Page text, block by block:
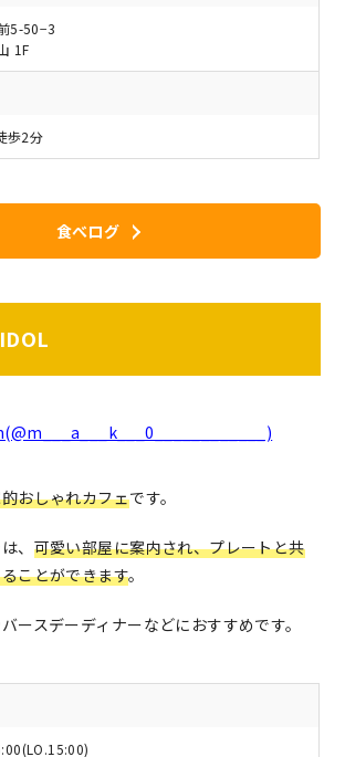
5-50−3
1F
歩2分
食べログ
おしゃれカフェです。
、 可愛い部屋に案内され、プレートと共
ことができます。
ースデーディナーなどにおすすめです。